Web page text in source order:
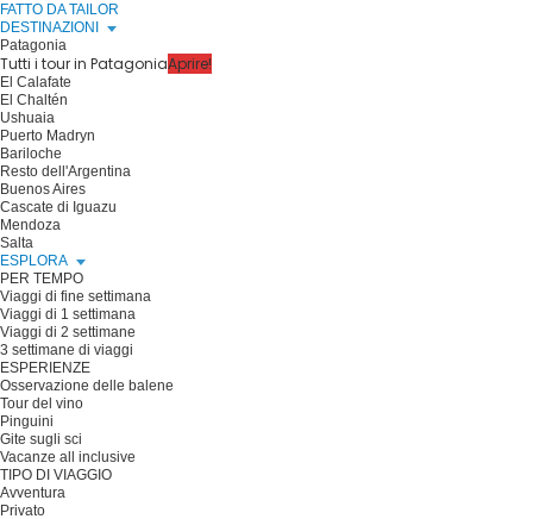
FATTO DA TAILOR
DESTINAZIONI
Patagonia
Tutti i tour in PatagoniaAprire!
El Calafate
El Chaltén
Ushuaia
Puerto Madryn
Bariloche
Resto dell'Argentina
Buenos Aires
Cascate di Iguazu
Mendoza
Salta
ESPLORA
PER TEMPO
Viaggi di fine settimana
Viaggi di 1 settimana
Viaggi di 2 settimane
3 settimane di viaggi
ESPERIENZE
Osservazione delle balene
Tour del vino
Pinguini
Gite sugli sci
Vacanze all inclusive
TIPO DI VIAGGIO
Avventura
Privato